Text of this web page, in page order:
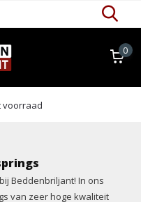
0
Beddenbriljant! In ons
van zeer hoge kwaliteit